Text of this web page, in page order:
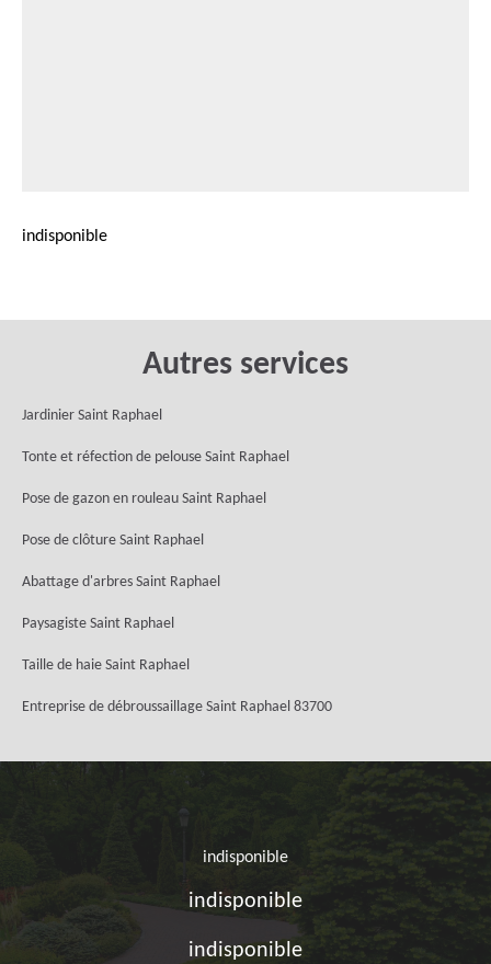
indisponible
Autres services
Jardinier Saint Raphael
Tonte et réfection de pelouse Saint Raphael
Pose de gazon en rouleau Saint Raphael
Pose de clôture Saint Raphael
Abattage d'arbres Saint Raphael
Paysagiste Saint Raphael
Taille de haie Saint Raphael
Entreprise de débroussaillage Saint Raphael 83700
indisponible
indisponible
indisponible